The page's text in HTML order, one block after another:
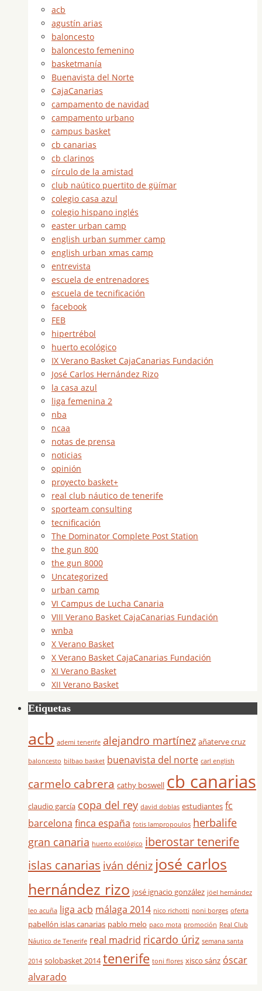
acb
agustín arias
baloncesto
baloncesto femenino
basketmanía
Buenavista del Norte
CajaCanarias
campamento de navidad
campamento urbano
campus basket
cb canarias
cb clarinos
círculo de la amistad
club naútico puertito de güímar
colegio casa azul
colegio hispano inglés
easter urban camp
english urban summer camp
english urban xmas camp
entrevista
escuela de entrenadores
escuela de tecnificación
facebook
FEB
hipertrébol
huerto ecológico
IX Verano Basket CajaCanarias Fundación
José Carlos Hernández Rizo
la casa azul
liga femenina 2
nba
ncaa
notas de prensa
noticias
opinión
proyecto basket+
real club náutico de tenerife
sporteam consulting
tecnificación
The Dominator Complete Post Station
the gun 800
the gun 8000
Uncategorized
urban camp
VI Campus de Lucha Canaria
VIII Verano Basket CajaCanarias Fundación
wnba
X Verano Basket
X Verano Basket CajaCanarias Fundación
XI Verano Basket
XII Verano Basket
Etiquetas
acb ademi tenerife alejandro martínez añaterve cruz
baloncesto bilbao basket buenavista del norte carl english
carmelo cabrera cathy boswell cb canarias
claudio garcía copa del rey david doblas estudiantes fc
barcelona finca españa fotis lampropoulos herbalife
gran canaria huerto ecológico iberostar tenerife
islas canarias iván déniz josé carlos
hernández rizo josé ignacio gonzález jöel hernández
leo acuña liga acb málaga 2014 nico richotti noni borges oferta
pabellón islas canarias pablo melo paco mota promoción Real Club
Náutico de Tenerife real madrid ricardo úriz semana santa
2014 solobasket 2014 tenerife toni flores xisco sánz óscar
alvarado